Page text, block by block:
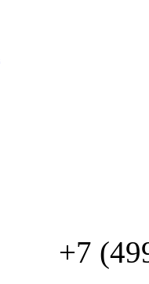
+7 (